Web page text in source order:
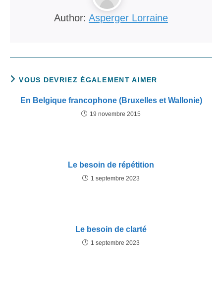
Author: Asperger Lorraine
VOUS DEVRIEZ ÉGALEMENT AIMER
En Belgique francophone (Bruxelles et Wallonie)
19 novembre 2015
Le besoin de répétition
1 septembre 2023
Le besoin de clarté
1 septembre 2023